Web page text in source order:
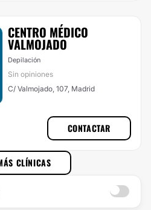
CENTRO MÉDICO
VALMOJADO
Depilación
Sin opiniones
C/ Valmojado, 107, Madrid
CONTACTAR
CLÍNICAS